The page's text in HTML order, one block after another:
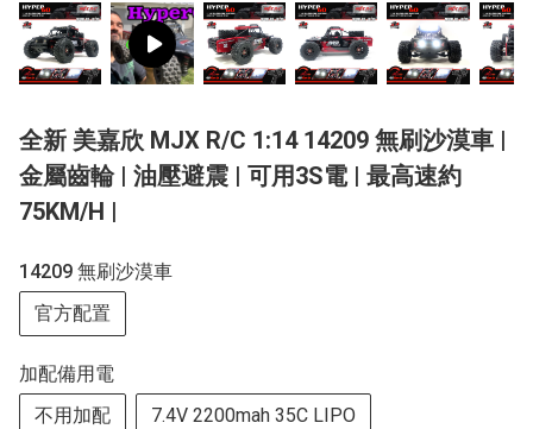
全新 美嘉欣 MJX R/C 1:14 14209 無刷沙漠車 |
金屬齒輪 | 油壓避震 | 可用3S電 | 最高速約
75KM/H |
14209 無刷沙漠車
官方配置
加配備用電
不用加配
7.4V 2200mah 35C LIPO